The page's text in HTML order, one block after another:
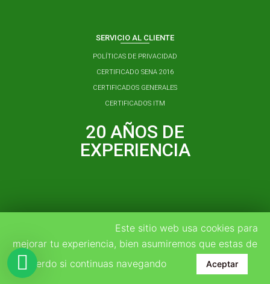
SERVICIO AL CLIENTE
POLÍTICAS DE PRIVACIDAD
CERTIFICADO SENA 2016
CERTIFICADOS GENERALES
CERTIFICADOS ITM
20 AÑOS DE
EXPERIENCIA
3137310291
GERENCIA@BIOREGULADORES.COM
CALLE 34 NO 82-26 - MEDELLIN
Este sitio web usa cookies para
mejorar tu experiencia, bien asumiremos que estas de
acuerdo si continuas navegando
Aceptar